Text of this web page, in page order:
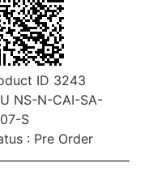
ID 3243
NS-N-CAI-SA-
S
: Pre Order